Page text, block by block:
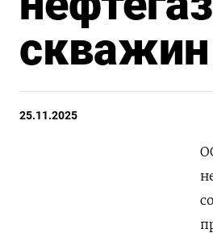
скважин
25.11.2025